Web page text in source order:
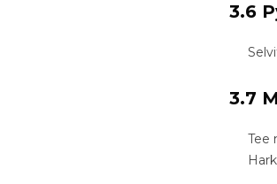
3.6
3.7
Tee